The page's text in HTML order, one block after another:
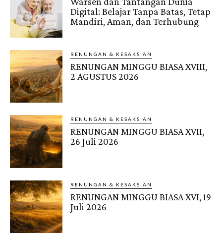
Digital: Belajar Tanpa Batas, Tetap
Mandiri, Aman, dan Terhubung
RENUNGAN & KESAKSIAN
RENUNGAN MINGGU BIASA XVIII,
2 AGUSTUS 2026
RENUNGAN & KESAKSIAN
RENUNGAN MINGGU BIASA XVII,
26 Juli 2026
RENUNGAN & KESAKSIAN
RENUNGAN MINGGU BIASA XVI, 19
Juli 2026